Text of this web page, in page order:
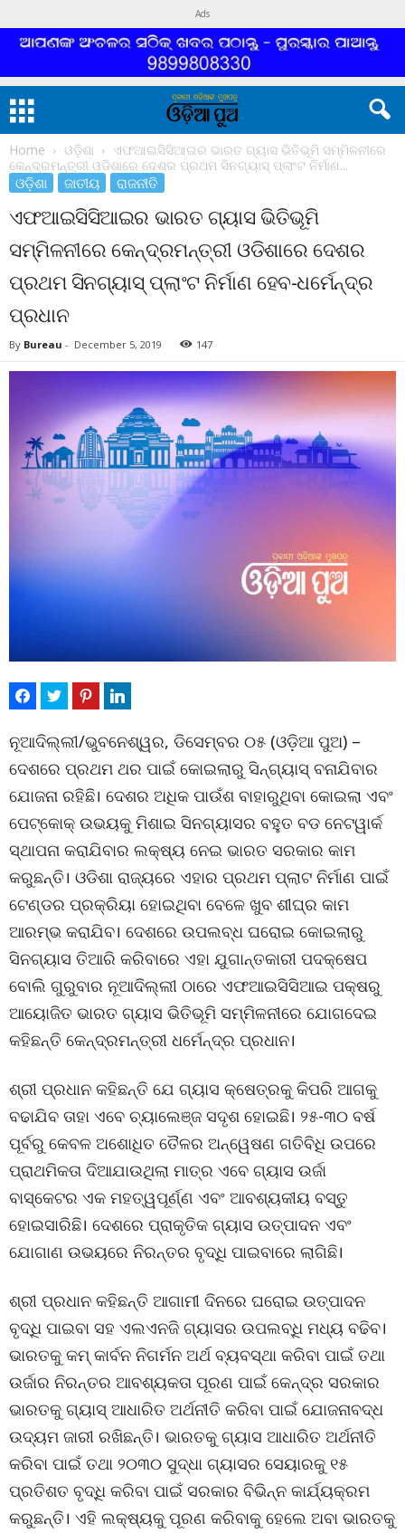
Ads
Home ଓଡ଼ିଶା
ଏଫଆଇସିସିଆଇର ଭାରତ ଗ୍ୟାସ ଭିତିଭୂମି ସମ୍ମିଳନୀରେ
କେନ୍ଦ୍ରମନ୍ତ୍ରୀ ଓଡିଶାରେ ଦେଶର ପ୍ରଥମ ସିନଗ୍ୟାସ୍ ପ୍ଲାଂଟ ନିର୍ମାଣ...
ଓଡ଼ିଶା ଜାତୀୟ ରାଜନୀତି
ଏଫଆଇସିସିଆଇର ଭାରତ ଗ୍ୟାସ ଭିତିଭୂମି
ସମ୍ମିଳନୀରେ କେନ୍ଦ୍ରମନ୍ତ୍ରୀ ଓଡିଶାରେ ଦେଶର
ପ୍ରଥମ ସିନଗ୍ୟାସ୍ ପ୍ଲାଂଟ ନିର୍ମାଣ ହେବ-ଧର୍ମେନ୍ଦ୍ର
ପ୍ରଧାନ
By Bureau - December 5, 2019 147
ନୂଆଦିଲ୍ଲୀ/ଭୁବନେଶ୍ୱର, ଡିସେମ୍ବର ୦୫ (ଓଡ଼ିଆ ପୁଅ) –
ଦେଶରେ ପ୍ରଥମ ଥର ପାଇଁ କୋଇଲାରୁ ସିନ୍ଗ୍ୟାସ୍ ବନାଯିବାର
ଯୋଜନା ରହିଛି। ଦେଶର ଅଧିକ ପାଉଁଶ ବାହାରୁଥିବା କୋଇଲା ଏବଂ
ପେଟ୍କୋକ୍ ଉଭୟକୁ ମିଶାଇ ସିନଗ୍ୟାସର ବହୁତ ବଡ ନେଟୱାର୍କ
ସ୍ଥାପନା କରାଯିବାର ଲକ୍ଷ୍ୟ ନେଇ ଭାରତ ସରକାର କାମ
କରୁଛନ୍ତି। ଓଡିଶା ରାଜ୍ୟରେ ଏହାର ପ୍ରଥମ ପ୍ଲାଟ ନିର୍ମାଣ ପାଇଁ
ଟେଣ୍ଡର ପ୍ରକ୍ରିୟା ହୋଇଥିବା ବେଳେ ଖୁବ ଶୀଘ୍ର କାମ
ଆରମ୍ଭ କରାଯିବ। ଦେଶରେ ଉପଲବ୍ଧ ଘରୋଇ କୋଇଲାରୁ
ସିନଗ୍ୟାସ ତିଆରି କରିବାରେ ଏହା ଯୁଗାନ୍ତକାରୀ ପଦକ୍ଷେପ
ବୋଲି ଗୁରୁବାର ନୂଆଦିଲ୍ଲୀ ଠାରେ ଏଫଆଇସିସିଆଇ ପକ୍ଷରୁ
ଆୟୋଜିତ ଭାରତ ଗ୍ୟାସ ଭିତିଭୂମି ସମ୍ମିଳନୀରେ ଯୋଗଦେଇ
କହିଛନ୍ତି କେନ୍ଦ୍ରମନ୍ତ୍ରୀ ଧର୍ମେନ୍ଦ୍ର ପ୍ରଧାନ।
ଶ୍ରୀ ପ୍ରଧାନ କହିଛନ୍ତି ଯେ ଗ୍ୟାସ କ୍ଷେତ୍ରକୁ କିପରି ଆଗକୁ
ବଢାଯିବ ତାହା ଏବେ ଚ୍ୟାଲେଞ୍ଜ ସଦୃଶ ହୋଇଛି। ୨୫-୩୦ ବର୍ଷ
ପୂର୍ବରୁ କେବଳ ଅଶୋଧିତ ତୈଳର ଅନ୍ୱେଷଣ ଗତିବିଧି ଉପରେ
ପ୍ରାଥମିକତା ଦିଆଯାଉଥିଲା ମାତ୍ର ଏବେ ଗ୍ୟାସ ଉର୍ଜା
ବାସ୍କେଟର ଏକ ମହତ୍ୱପୂର୍ଣ୍ଣ ଏବଂ ଆବଶ୍ୟକୀୟ ବସ୍ତୁ
ହୋଇସାରିଛି। ଦେଶରେ ପ୍ରାକୃତିକ ଗ୍ୟାସ ଉତ୍ପାଦନ ଏବଂ
ଯୋଗାଣ ଉଭୟରେ ନିରନ୍ତର ବୃଦ୍ଧି ପାଇବାରେ ଲାଗିଛି।
ଶ୍ରୀ ପ୍ରଧାନ କହିଛନ୍ତି ଆଗାମୀ ଦିନରେ ଘରୋଇ ଉତ୍ପାଦନ
ବୃଦ୍ଧି ପାଇବା ସହ ଏଲଏନଜି ଗ୍ୟାସର ଉପଲବ୍ଧି ମଧ୍ୟ ବଢିବ।
ଭାରତକୁ କମ୍ କାର୍ବନ ନିଗର୍ମନ ଅର୍ଥ ବ୍ୟବସ୍ଥା କରିବା ପାଇଁ ତଥା
ଉର୍ଜାର ନିରନ୍ତର ଆବଶ୍ୟକତା ପୂରଣ ପାଇଁ କେନ୍ଦ୍ର ସରକାର
ଭାରତକୁ ଗ୍ୟାସ୍ ଆଧାରିତ ଅର୍ଥନୀତି କରିବା ପାଇଁ ଯୋଜନାବଦ୍ଧ
ଉଦ୍ୟମ ଜାରୀ ରଖିଛନ୍ତି। ଭାରତକୁ ଗ୍ୟାସ ଆଧାରିତ ଅର୍ଥନୀତି
କରିବା ପାଇଁ ତଥା ୨୦୩୦ ସୁଦ୍ଧା ଗ୍ୟାସର ସେୟାରକୁ ୧୫
ପ୍ରତିଶତ ବୃଦ୍ଧି କରିବା ପାଇଁ ସରକାର ବିଭିନ୍ନ କାର୍ଯ୍ୟକ୍ରମ
କରୁଛନ୍ତି। ଏହି ଲକ୍ଷ୍ୟକୁ ପୂରଣ କରିବାକୁ ହେଲେ ଅବା ଭାରତକୁ